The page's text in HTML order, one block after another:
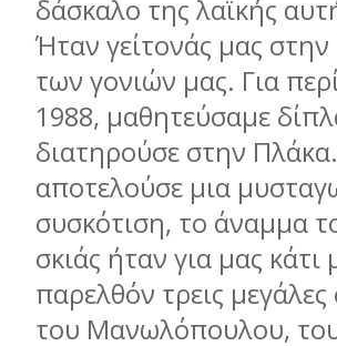
δάσκαλο της λαϊκής
Ήταν γείτονάς μας
των γονιών μας. Για
1988, μαθητεύσαμε
διατηρούσε στην
αποτελούσε μια
συσκότιση, το άναμμα
σκιάς ήταν για μας
παρελθόν τρεις
του Μανωλόπουλου,